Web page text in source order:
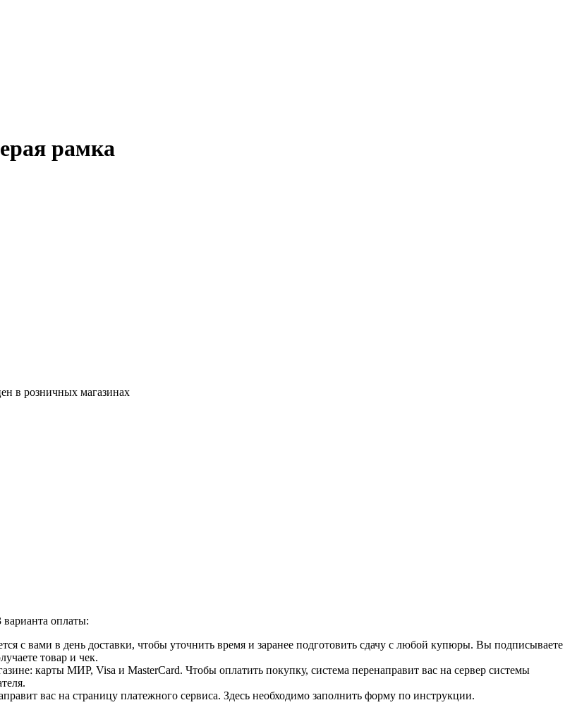
рамка
в розничных магазинах
оплаты:
с вами в день доставки, чтобы уточнить время и заранее подготовить сдачу с любой купюры. Вы подписываете
товар и чек.
карты МИР, Visa и MasterCard. Чтобы оплатить покупку, система перенаправит вас на сервер системы
вас на страницу платежного сервиса. Здесь необходимо заполнить форму по инструкции.